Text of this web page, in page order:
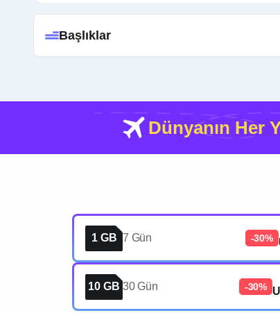
Başlıklar
Dünyanın Her
1 GB 7 Gün -30%
10 GB 30 Gün -30%